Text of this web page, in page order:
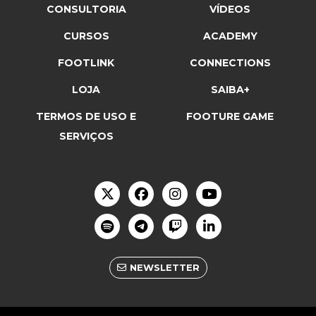
CONSULTORIA VÍDEOS
CURSOS ACADEMY
FOOTLINK CONNECTIONS
LOJA SAIBA+
TERMOS DE USO E
SERVIÇOS
FOOTURE GAME
NEWSLETTER